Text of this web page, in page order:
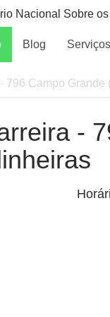
Nacional Sobre
Blog
796 Campo Grande
-